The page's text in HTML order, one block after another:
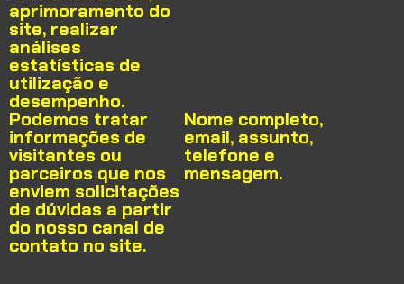
aprimoramento do
site, realizar
análises
estatísticas de
utilização e
desempenho.
Podemos tratar
informações de
visitantes ou
parceiros que nos
enviem solicitações
de dúvidas a partir
do nosso canal de
contato no site.
Nome completo,
email, assunto,
telefone e
mensagem.